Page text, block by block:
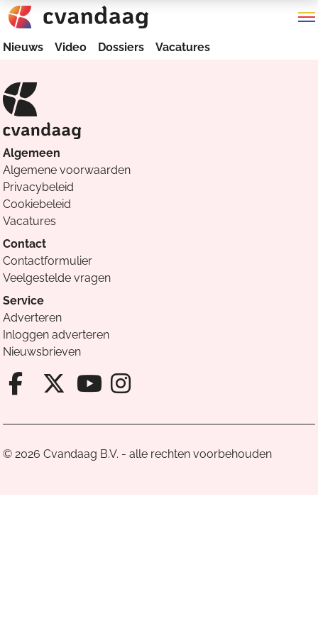
Nieuws Video Dossiers Vacatures
Algemeen
Algemene voorwaarden
Privacybeleid
Cookiebeleid
Vacatures
Contact
Contactformulier
Veelgestelde vragen
Service
Adverteren
Inloggen adverteren
Nieuwsbrieven
Facebook van Cvandaag
X van Cvandaag
Instagram van
© 2026 Cvandaag B.V. - alle rechten voorbehouden